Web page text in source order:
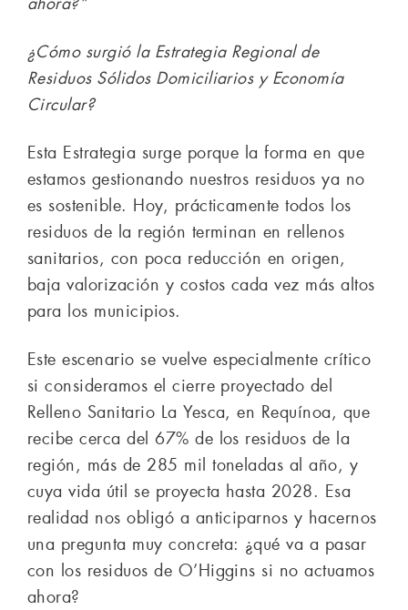
¿Cómo surgió la Estrategia Regional de
Residuos Sólidos Domiciliarios y Economía
Circular?
Esta Estrategia surge porque la forma en que
estamos gestionando nuestros residuos ya no
es sostenible. Hoy, prácticamente todos los
residuos de la región terminan en rellenos
sanitarios, con poca reducción en origen,
baja valorización y costos cada vez más altos
para los municipios.
Este escenario se vuelve especialmente crítico
si consideramos el cierre proyectado del
Relleno Sanitario La Yesca, en Requínoa, que
recibe cerca del 67% de los residuos de la
región, más de 285 mil toneladas al año, y
cuya vida útil se proyecta hasta 2028. Esa
realidad nos obligó a anticiparnos y hacernos
una pregunta muy concreta: ¿qué va a pasar
con los residuos de O’Higgins si no actuamos
ahora?